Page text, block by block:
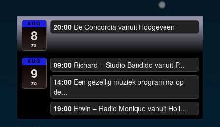
AUG
8
za
20:00 De Concordia vanuit Hoogeveen
AUG
9
zo
09:00 Richard – Studio Bandido vanuit P...
14:00 Een gezellig muziek programma op
de...
19:00 Erwin – Radio Monique vanuit Holl...